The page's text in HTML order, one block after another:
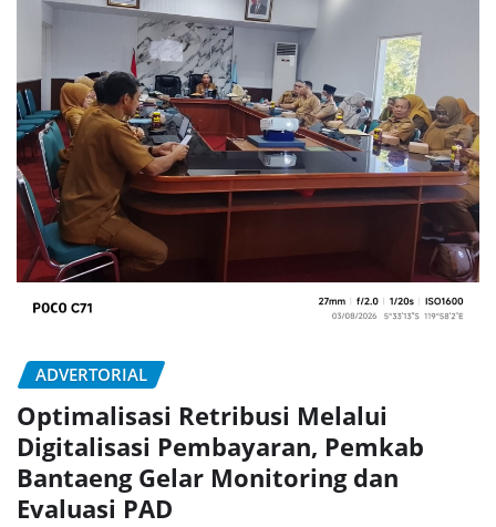
ADVERTORIAL
Optimalisasi Retribusi Melalui
Digitalisasi Pembayaran, Pemkab
Bantaeng Gelar Monitoring dan
Evaluasi PAD